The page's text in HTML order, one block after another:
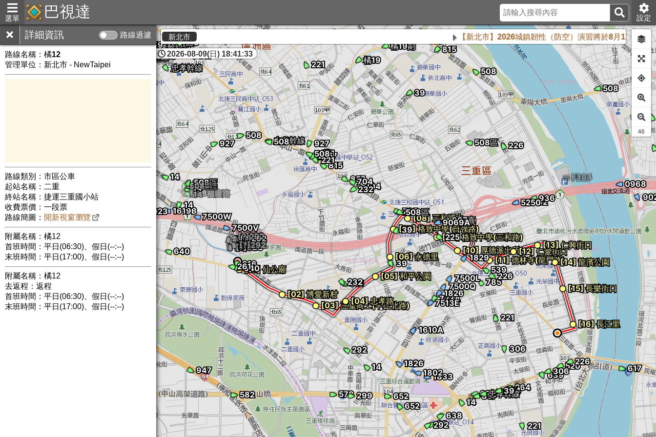
選單 巴視達 設定
詳細資訊 路線過濾
路線名稱： 橘12
管理單位：新北市 - NewTaipei
路線類別：市區公車
起站名稱：二重
終站名稱：捷運三重國小站
收費票價：一段票
路線簡圖： 開新視窗瀏覽
附屬名稱：橘12
首班時間：平日(06:30)、假日(--:--)
末班時間：平日(17:00)、假日(--:--)
附屬名稱：橘12
去返程：返程
首班時間：平日(06:30)、假日(--:--)
末班時間：平日(17:00)、假日(--:--)
新北市 【新北市】2026城鎮韌性（防空）演習將於8月13日下午2時
2026-08-09(日) 18:41:34
45